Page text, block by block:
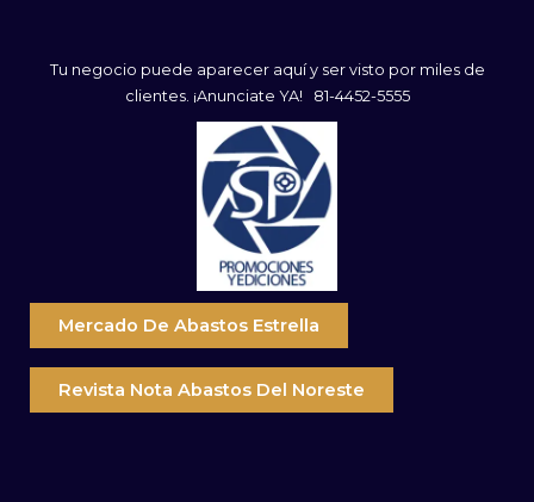
Tu negocio puede aparecer aquí y ser visto por miles de
clientes. ¡Anunciate YA! 81-4452-5555
Mercado De Abastos Estrella
Revista Nota Abastos Del Noreste